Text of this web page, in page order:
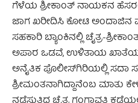
ಗೆಳೆಯ ಶ್ರೀಕಾಂತ್ ನಾಯಕನ
ಜಾಗ ಖರೀದಿಸಿ ಕೋಟಿ ಅಂದಾಜಿನ
ಸಹಕಾರಿ ಬ್ಯಾಂಕಿನಲ್ಲಿ ಚೈತ್ರ-
ಅಪಾರ ಒಡವೆ, ಉಳಿತಾಯ ಖಾತೆಯಲ್ಲಿ
ಅನೈತಿಕ ಪೊಲೀಸ್‌ಗಿರಿಯಲ್ಲಿ ಸದಾ
ಶ್ರೀಮಂತನಾಗಿದ್ದಾನೆಂಬ ಮಾತು